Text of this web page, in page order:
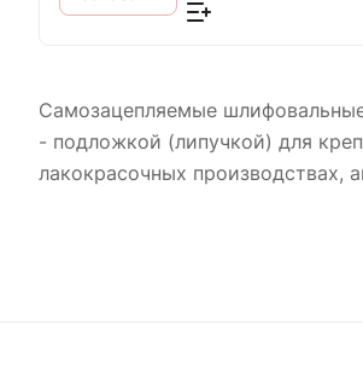
Самозацепляемые
- подложкой (липучкой) для
лакокрасочных производствах,